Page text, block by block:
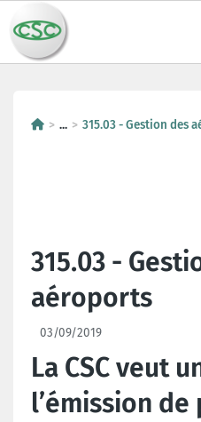
... 315.03 - Gestion des
315.03 -
aéroports
03/09/2019
La CSC veut
l’émission de